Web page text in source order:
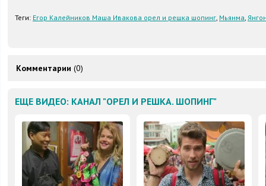
Теги: Егор Калейников Маша Ивакова орел и решка шопинг, Мьянма,
Комментарии (0)
ЕЩЕ ВИДЕО: КАНАЛ "ОРЕЛ И РЕШКА. ШОПИНГ"